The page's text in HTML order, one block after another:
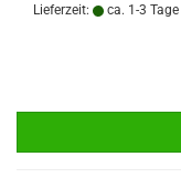
Lieferzeit:
ca. 1-3 Tage